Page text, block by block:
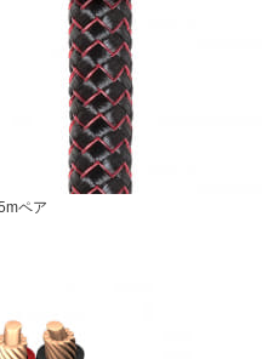
ペア